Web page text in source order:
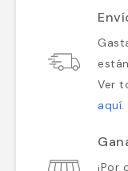
Ver
aquí.
¡Por